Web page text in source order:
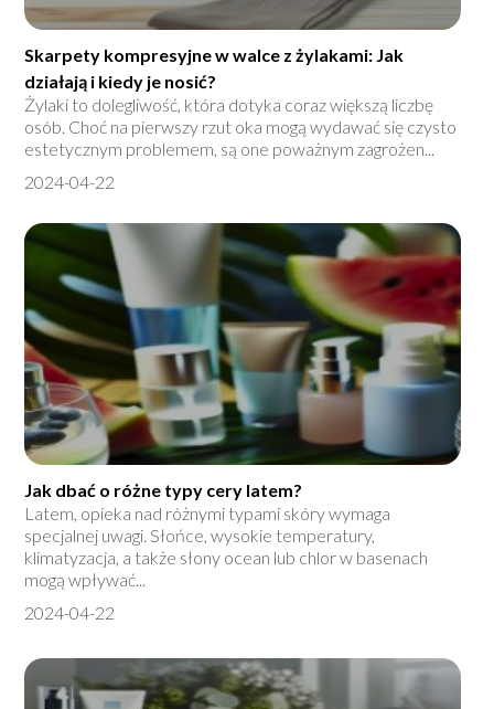
Skarpety kompresyjne w walce z żylakami: Jak
działają i kiedy je nosić?
Żylaki to dolegliwość, która dotyka coraz większą liczbę
osób. Choć na pierwszy rzut oka mogą wydawać się czysto
estetycznym problemem, są one poważnym zagrożen...
2024-04-22
Jak dbać o różne typy cery latem?
Latem, opieka nad różnymi typami skóry wymaga
specjalnej uwagi. Słońce, wysokie temperatury,
klimatyzacja, a także słony ocean lub chlor w basenach
mogą wpływać...
2024-04-22